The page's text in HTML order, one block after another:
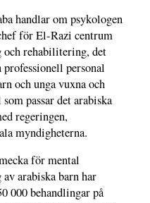
handlar om psykologen
för El-Razi centrum
och rehabilitering, det
personal
och unga vuxna och
passar det arabiska
regeringen,
myndigheterna.
för mental
arabiska barn har
000 behandlingar på